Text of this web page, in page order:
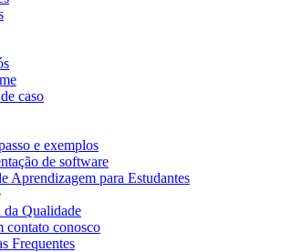
caso
e exemplos
de software
Aprendizagem para Estudantes
da Qualidade
contato conosco
Frequentes